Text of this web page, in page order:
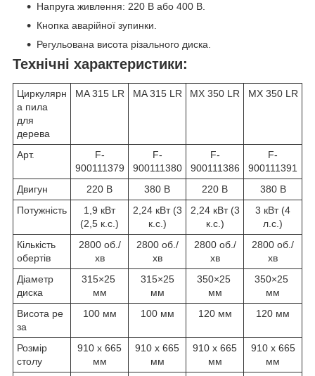
Напруга живлення: 220 В або 400 В.
Кнопка аварійної зупинки.
Регульована висота різального диска.
Технічні характеристики:
Циркулярн
а пила
для
дерева
MA 315 LR MA 315 LR MX 350 LR MX 350 LR
Арт.
F-
900111379
F-
900111380
F-
900111386
F-
900111391
Двигун
220 В 380 В 220 В
380 В
Потужність
1,9 кВт
(2,5 к.с.)
2,24 кВт (3
к.с.)
2,24 кВт (3
к.с.)
3 кВт (4
л.с.)
Кількість
обертів
2800 об./
хв
2800 об./
хв
2800 об./
хв
2800 об./
хв
Діаметр
диска
315×25
мм
315×25
мм
350×25
мм
350×25
мм
Висота ре
за
100 мм 100 мм 120 мм 120 мм
Розмір
столу
910 x 665
мм
910 x 665
мм
910 x 665
мм
910 x 665
мм